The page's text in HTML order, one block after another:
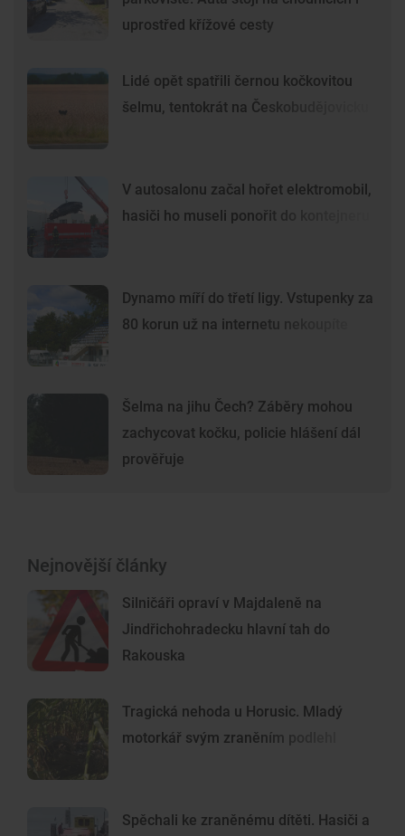
uprostřed křížové cesty
Lidé opět spatřili černou kočkovitou
šelmu, tentokrát na Českobudějovicku
V autosalonu začal hořet elektromobil,
hasiči ho museli ponořit do kontejneru
Dynamo míří do třetí ligy. Vstupenky za
80 korun už na internetu nekoupíte
Šelma na jihu Čech? Záběry mohou
zachycovat kočku, policie hlášení dál
prověřuje
Nejnovější články
Silničáři opraví v Majdaleně na
Jindřichohradecku hlavní tah do
Rakouska
Tragická nehoda u Horusic. Mladý
motorkář svým zraněním podlehl
Spěchali ke zraněnému dítěti. Hasiči a